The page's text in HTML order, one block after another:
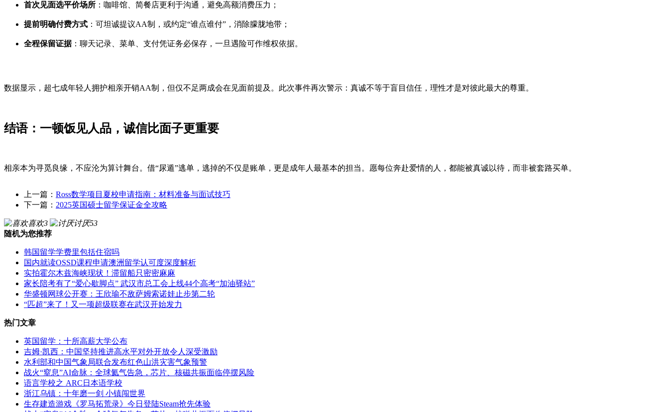
首次见面选平价场所 ：咖啡馆、简餐店更利于沟通，避免高额消费压力；
提前明确付费方式 ：可坦诚提议AA制，或约定“谁点谁付”，消除朦胧地带；
全程保留证据：聊天记录、菜单、支付凭证务必保存，一旦遇险可作维权依据。
数据显示，超七成年轻人拥护相亲开销AA制，但仅不足两成会在见面前提及。此次事件再次警示：真诚不等于盲目信任，理性才是对彼此最大的尊重。
结语：一顿饭见人品，诚信比面子更重要
相亲本为寻觅良缘，不应沦为算计舞台。借“尿遁”逃单，逃掉的不仅是账单，更是成年人最基本的担当。愿每位奔赴爱情的人，都能被真诚以待，而非被套路买单。
上一篇： Ross数学项目夏校申请指南：材料准备与面试技巧
下一篇： 2025英国硕士留学保证金全攻略
喜欢3 讨厌53
随机为您推荐
韩国留学学费里包括住宿吗
国内就读OSSD课程申请澳洲留学认可度深度解析
实拍霍尔木兹海峡现状！滞留船只密密麻麻
家长陪考有了“爱心歇脚点” 武汉市总工会上线44个高考“加油驿站”
华盛顿网球公开赛：王欣瑜不敌萨姆索诺娃止步第二轮
“匹超”来了！又一项超级联赛在武汉开始发力
热门文章
英国留学：十所高薪大学公布
吉姆·凯西：中国坚持推进高水平对外开放令人深受激励
水利部和中国气象局联合发布红色山洪灾害气象预警
战火“窒息”AI命脉：全球氦气告急，芯片、核磁共振面临停摆风险
语言学校之 ARC日本语学校
浙江乌镇：十年磨一剑 小镇闯世界
生存建造游戏《罗马拓荒录》今日登陆Steam抢先体验